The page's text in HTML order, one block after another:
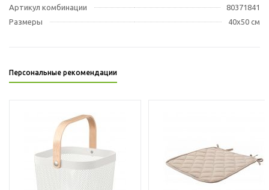
Артикул комбинации
80371841
Размеры
40x50 см
Персональные рекомендации